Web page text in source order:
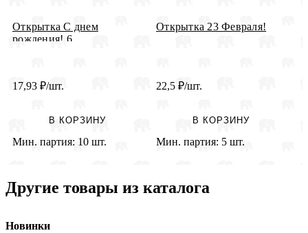
Открытка С днем
рождения! 6
17,93 ₽/шт.
В КОРЗИНУ
Мин. партия: 10 шт.
Открытка 23 Февраля!
22,5 ₽/шт.
В КОРЗИНУ
Мин. партия: 5 шт.
Другие товары из каталога
Новинки